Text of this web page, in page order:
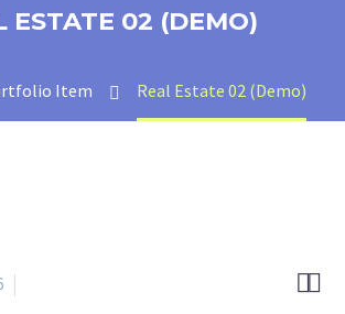
ESTATE 02 (DEMO)
Item Real Estate 02 (Demo)
